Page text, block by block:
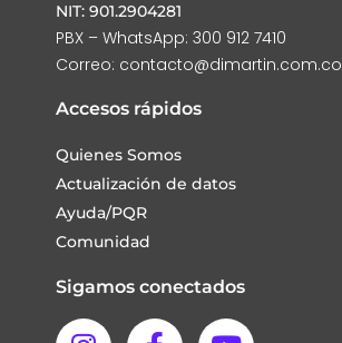
NIT: 901.2904281
PBX – WhatsApp: 300 912 7410
Correo: contacto@dimartin.com.co
Accesos rápidos
Quienes Somos
Actualización de datos
Ayuda/PQR
Comunidad
Sigamos conectados